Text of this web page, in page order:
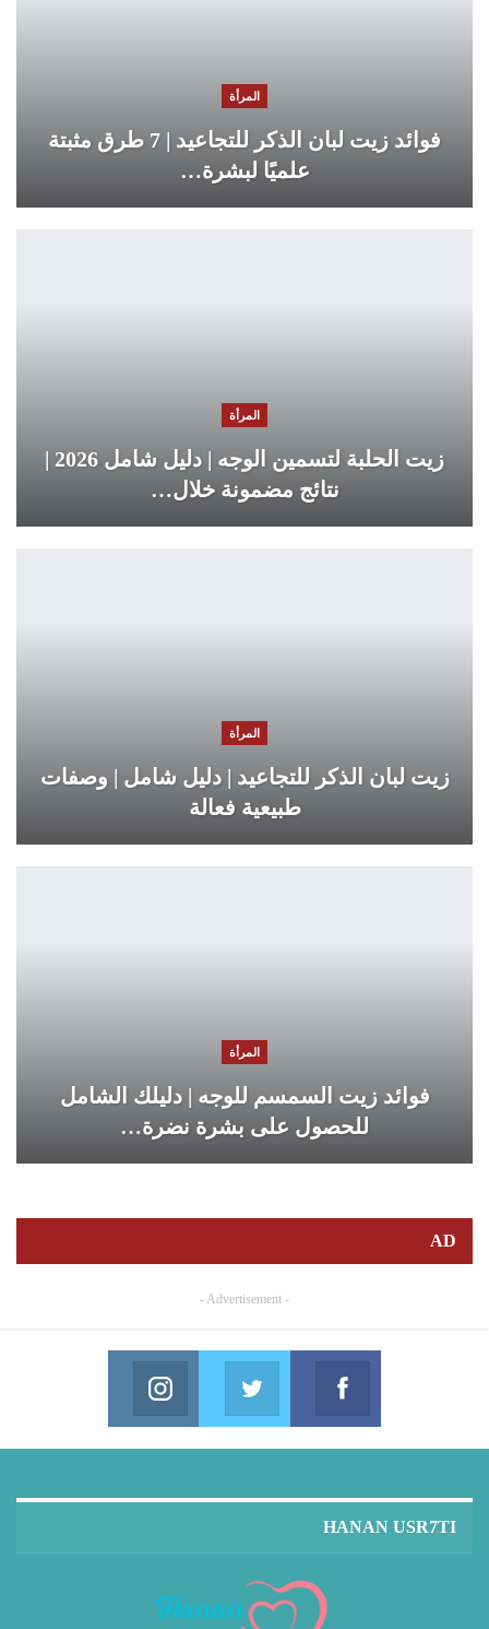
المرأة
فوائد زيت لبان الذكر للتجاعيد | 7 طرق مثبتة
علميًا لبشرة…
المرأة
زيت الحلبة لتسمين الوجه | دليل شامل 2026 |
نتائج مضمونة خلال…
المرأة
زيت لبان الذكر للتجاعيد | دليل شامل | وصفات
طبيعية فعالة
المرأة
فوائد زيت السمسم للوجه | دليلك الشامل
للحصول على بشرة نضرة…
AD
- Advertisement -
Facebook
Join us on Facebook
Twitter
Join us on Twitter
HANAN USR7TI